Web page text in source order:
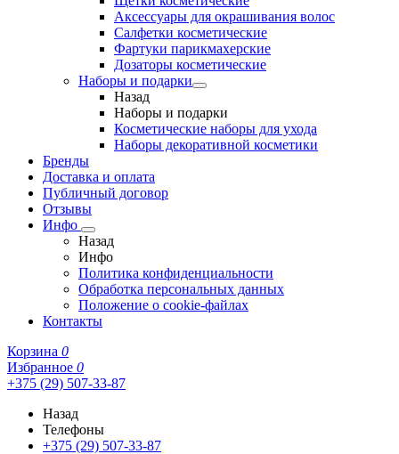
Аксессуары для окрашивания волос
Салфетки косметические
Фартуки парикмахерские
Дозаторы косметические
Наборы и подарки
Назад
Наборы и подарки
Косметические наборы для ухода
Наборы декоративной косметики
Бренды
Доставка и оплата
Публичный договор
Отзывы
Инфо
Назад
Инфо
Политика конфиденциальности
Обработка персональных данных
Положение о cookie-файлах
Контакты
Корзина 0
Избранное 0
+375 (29) 507-33-87
Назад
Телефоны
+375 (29) 507-33-87